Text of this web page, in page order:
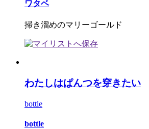
ワタベ
掃き溜めのマリーゴールド
わたしはぱんつを穿きたい
bottle
bottle